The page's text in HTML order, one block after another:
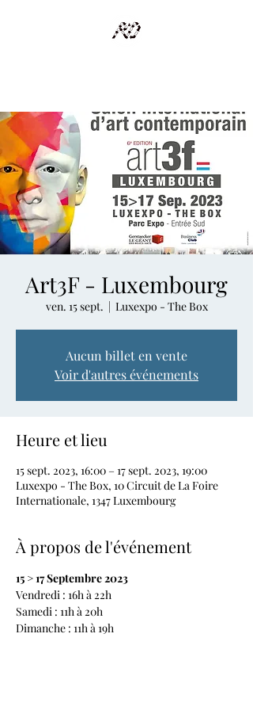
Art3F - Luxembourg
ven. 15 sept.
  |
Luxexpo - The Box
Aucun billet en vente
Voir d'autres événements
Heure et lieu
15 sept. 2023, 16:00 – 17 sept. 2023, 19:00
Luxexpo - The Box, 10 Circuit de La Foire
Internationale, 1347 Luxembourg
À propos de l'événement
Vendredi : 16h à 22h
Samedi : 11h à 20h
Dimanche : 11h à 19h